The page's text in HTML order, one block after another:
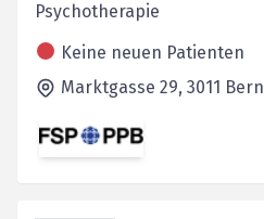
Psychotherapie
Keine neuen Patienten
Marktgasse 29, 3011 Bern